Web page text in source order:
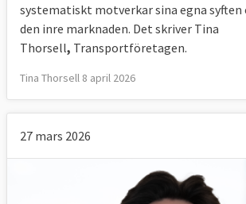
systematiskt motverkar sina egna syften
den inre marknaden. Det skriver Tina
Thorsell, Transportföretagen.
Tina Thorsell 8 april 2026
27 mars 2026